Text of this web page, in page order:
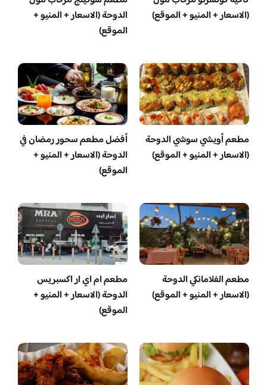
(الاسعار + المنيو + الموقع)
الدوحة (الاسعار + المنيو +
الموقع)
مطعم أويشي سوشي الدوحة
(الاسعار + المنيو + الموقع)
أفضل مطعم سحور رمضان في
الدوحة (الاسعار + المنيو +
الموقع)
مطعم الفلامانكي الدوحة
(الاسعار + المنيو + الموقع)
مطعم ام اي ار اكسبريس
الدوحة (الاسعار + المنيو +
الموقع)